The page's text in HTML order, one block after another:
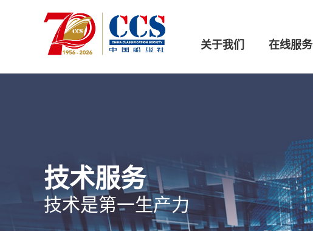
关于我们 在线服务
技术服务
技术是第一生产力